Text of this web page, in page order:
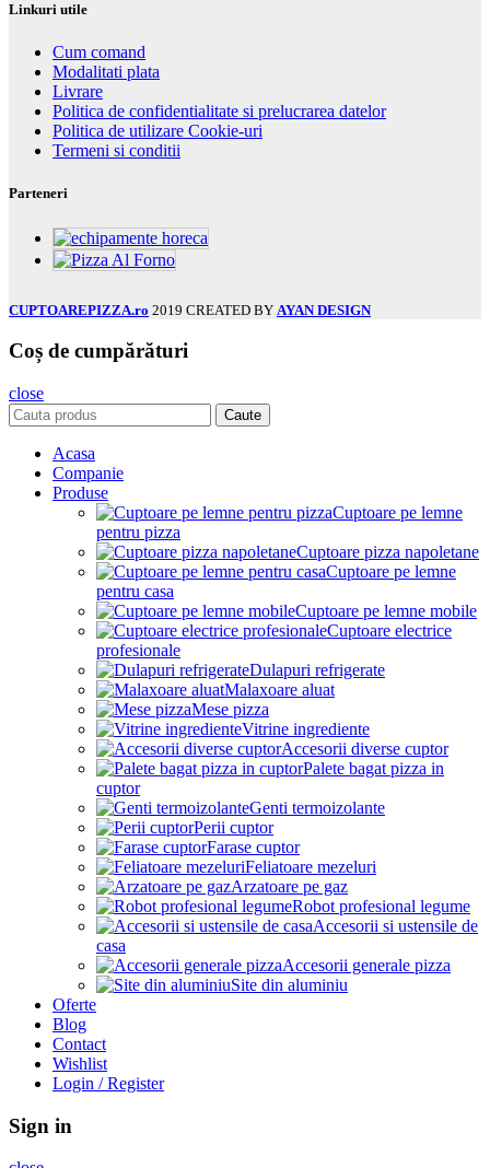
Linkuri utile
Cum comand
Modalitati plata
Livrare
Politica de confidentialitate si prelucrarea datelor
Politica de utilizare Cookie-uri
Termeni si conditii
Parteneri
CUPTOAREPIZZA.ro 2019 CREATED BY AYAN DESIGN
Coș de cumpărături
close
Caute
Acasa
Companie
Produse
Cuptoare pe lemne
pentru pizza
Cuptoare pizza napoletane
Cuptoare pe lemne
pentru casa
Cuptoare pe lemne mobile
Cuptoare electrice
profesionale
Dulapuri refrigerate
Malaxoare aluat
Mese pizza
Vitrine ingrediente
Accesorii diverse cuptor
Palete bagat pizza in
cuptor
Genti termoizolante
Perii cuptor
Farase cuptor
Feliatoare mezeluri
Arzatoare pe gaz
Robot profesional legume
Accesorii si ustensile de
casa
Accesorii generale pizza
Site din aluminiu
Oferte
Blog
Contact
Wishlist
Login / Register
Sign in